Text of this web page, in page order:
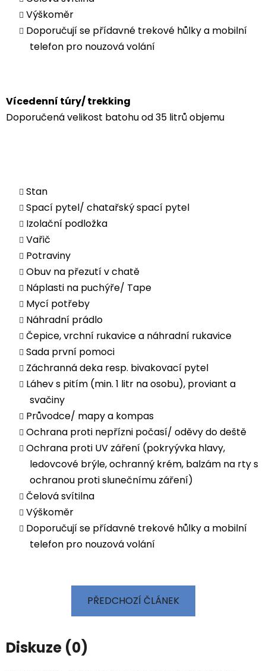
Výškoměr
Doporučují se přídavné trekové hůlky a mobilní
telefon pro nouzová volání
Vícedenní túry/ trekking
Doporučená velikost batohu od 35 litrů objemu
Stan
Spací pytel/ chatařský spací pytel
Izolační podložka
Vařič
Potraviny
Obuv na přezutí v chatě
Náplasti na puchýře/ Tape
Mycí potřeby
Náhradní prádlo
Čepice, vrchní rukavice a náhradní rukavice
Sada první pomoci
Záchranná deka resp. bivakovací pytel
Láhev s pitím (min. 1 litr na osobu), proviant a
svačiny
Průvodce/ mapy a kompas
Ochrana proti nepřízni počasí/ oděvy do deště
Ochrana proti UV záření (pokryývka hlavy,
ledovcové brýle, ochranný krém, balzám na rty s
ochranou proti slunečnímu záření)
Čelová svítilna
Výškoměr
Doporučují se přídavné trekové hůlky a mobilní
telefon pro nouzová volání
PŘEDCHOZÍ ČLÁNEK
Diskuze (0)